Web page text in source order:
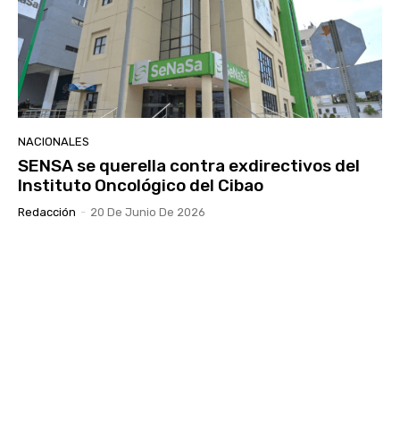
NACIONALES
SENSA se querella contra exdirectivos del
Instituto Oncológico del Cibao
Redacción - 20 De Junio De 2026